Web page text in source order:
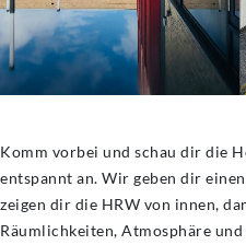
Komm vorbei und schau dir die
entspannt an. Wir geben dir
zeigen dir die HRW von innen,
Räumlichkeiten, Atmosphäre